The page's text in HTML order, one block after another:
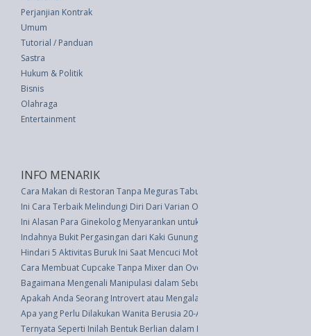
Perjanjian Kontrak
Umum
Tutorial / Panduan
Sastra
Hukum & Politik
Bisnis
Olahraga
Entertainment
INFO MENARIK
Cara Makan di Restoran Tanpa Meguras Tabungan di Bank
Ini Cara Terbaik Melindungi Diri Dari Varian Omicron
Ini Alasan Para Ginekolog Menyarankan untuk Melepas Underwear
Indahnya Bukit Pergasingan dari Kaki Gunung Rinjani
Hindari 5 Aktivitas Buruk Ini Saat Mencuci Mobil
Cara Membuat Cupcake Tanpa Mixer dan Oven
Bagaimana Mengenali Manipulasi dalam Sebuah Hubungan, Simak
Apakah Anda Seorang Introvert atau Mengalami Kecemasan Sosial?
Apa yang Perlu Dilakukan Wanita Berusia 20-An di Gym
Ternyata Seperti Inilah Bentuk Berlian dalam Berbagai Ukuran�Mulai